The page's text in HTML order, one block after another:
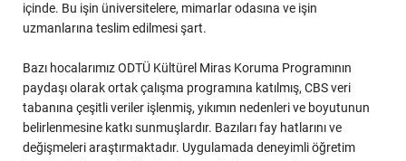
içinde. Bu işin üniversitelere, mimarlar odasına ve işin
uzmanlarına teslim edilmesi şart.
Bazı hocalarımız ODTÜ Kültürel Miras Koruma Programının
paydaşı olarak ortak çalışma programına katılmış, CBS veri
tabanına çeşitli veriler işlenmiş, yıkımın nedenleri ve boyutunun
belirlenmesine katkı sunmuşlardır. Bazıları fay hatlarını ve
değişmeleri araştırmaktadır. Uygulamada deneyimli öğretim